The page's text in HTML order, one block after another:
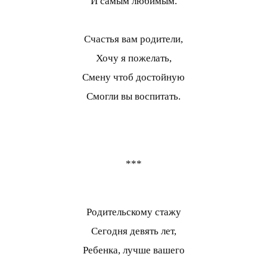
Счастья вам родители,
Хочу я пожелать,
Смену чтоб достойную
Смогли вы воспитать.
***
Родительскому стажу
Сегодня девять лет,
Ребенка, лучше вашего